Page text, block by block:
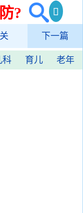
?
下一篇
科 育儿 老年